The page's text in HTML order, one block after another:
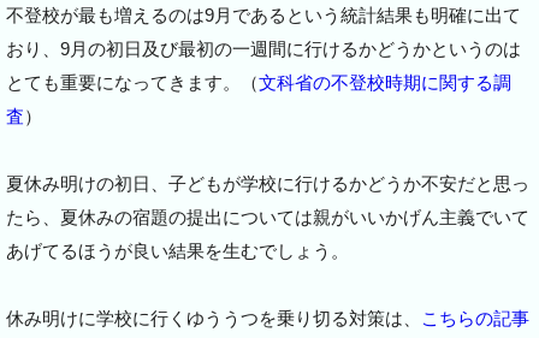
不登校が最も増えるのは9月であるという統計結果も明確に出て
おり、9月の初日及び最初の一週間に行けるかどうかというのは
とても重要になってきます。（文科省の不登校時期に関する調
査）
夏休み明けの初日、子どもが学校に行けるかどうか不安だと思っ
たら、夏休みの宿題の提出については親がいいかげん主義でいて
あげてるほうが良い結果を生むでしょう。
休み明けに学校に行くゆううつを乗り切る対策は、
こちらの記事